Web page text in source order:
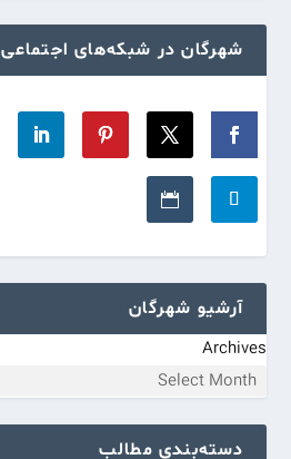
شهرگان در شبکه‌های اجتماعی
آرشیو شهرگان
Archives
دسته‌بندی مطالب